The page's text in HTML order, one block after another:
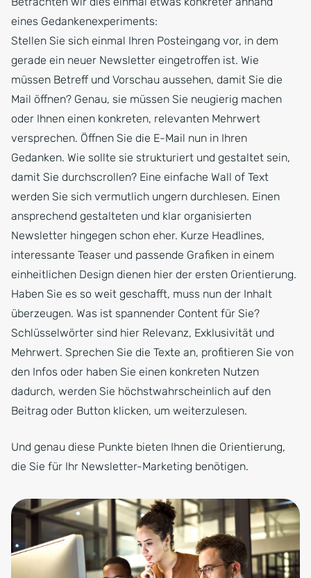
eines Gedankenexperiments:
Stellen Sie sich einmal Ihren Posteingang vor, in dem
gerade ein neuer Newsletter eingetroffen ist. Wie
müssen Betreff und Vorschau aussehen, damit Sie die
Mail öffnen? Genau, sie müssen Sie neugierig machen
oder Ihnen einen konkreten, relevanten Mehrwert
versprechen. Öffnen Sie die E-Mail nun in Ihren
Gedanken. Wie sollte sie strukturiert und gestaltet sein,
damit Sie durchscrollen? Eine einfache Wall of Text
werden Sie sich vermutlich ungern durchlesen. Einen
ansprechend gestalteten und klar organisierten
Newsletter hingegen schon eher. Kurze Headlines,
interessante Teaser und passende Grafiken in einem
einheitlichen Design dienen hier der ersten Orientierung.
Haben Sie es so weit geschafft, muss nun der Inhalt
überzeugen. Was ist spannender Content für Sie?
Schlüsselwörter sind hier Relevanz, Exklusivität und
Mehrwert. Sprechen Sie die Texte an, profitieren Sie von
den Infos oder haben Sie einen konkreten Nutzen
dadurch, werden Sie höchstwahrscheinlich auf den
Beitrag oder Button klicken, um weiterzulesen.
Und genau diese Punkte bieten Ihnen die Orientierung,
die Sie für Ihr Newsletter-Marketing benötigen.